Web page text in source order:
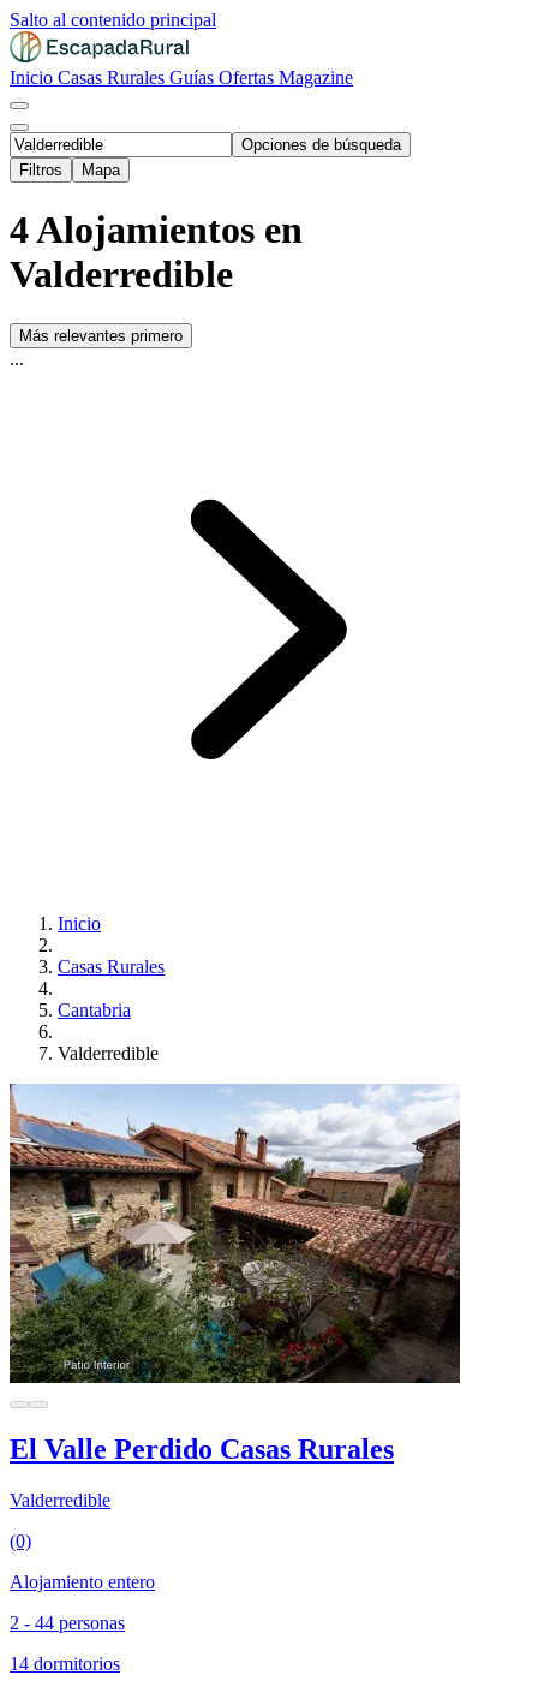
Salto al contenido principal
Inicio Casas Rurales Guías Ofertas Magazine
Opciones de búsqueda
Filtros
Mapa
4 Alojamientos en
Valderredible
Más relevantes primero
...
Inicio
Casas Rurales
Cantabria
Valderredible
El Valle Perdido Casas Rurales
Valderredible
(0)
Alojamiento entero
2 - 44 personas
14 dormitorios